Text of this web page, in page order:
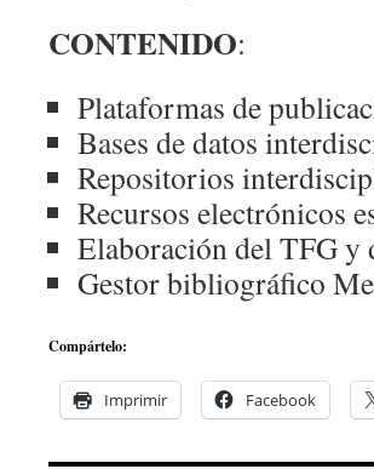
CONTENIDO:
Plataformas de
Bases de datos
Repositorios
Recursos electrónicos
Elaboración del TFG y
Gestor bibliográfico
Compártelo:
Imprimir Facebook